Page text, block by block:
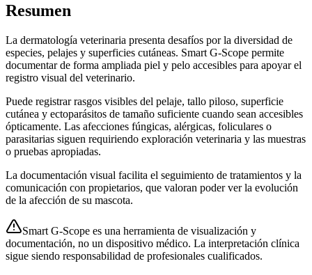
Resumen
La dermatología veterinaria presenta desafíos por la diversidad de
especies, pelajes y superficies cutáneas. Smart G-Scope permite
documentar de forma ampliada piel y pelo accesibles para apoyar el
registro visual del veterinario.
Puede registrar rasgos visibles del pelaje, tallo piloso, superficie
cutánea y ectoparásitos de tamaño suficiente cuando sean accesibles
ópticamente. Las afecciones fúngicas, alérgicas, foliculares o
parasitarias siguen requiriendo exploración veterinaria y las muestras
o pruebas apropiadas.
La documentación visual facilita el seguimiento de tratamientos y la
comunicación con propietarios, que valoran poder ver la evolución
de la afección de su mascota.
Smart G-Scope es una herramienta de visualización y
documentación, no un dispositivo médico. La interpretación clínica
sigue siendo responsabilidad de profesionales cualificados.